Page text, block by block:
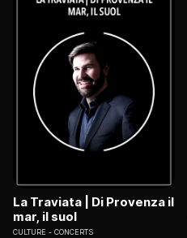
La Traviata | Di Provenza il
mar, il suol
CULTURE CONCERTS